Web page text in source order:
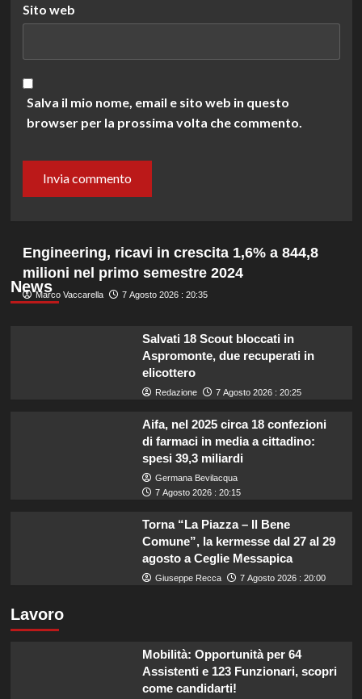
Sito web
Salva il mio nome, email e sito web in questo
browser per la prossima volta che commento.
News
Engineering, ricavi in crescita 1,6% a 844,8
milioni nel primo semestre 2024
Marco Vaccarella 7 Agosto 2026 : 20:35
Salvati 18 Scout bloccati in
Aspromonte, due recuperati in
elicottero
Redazione 7 Agosto 2026 : 20:25
Aifa, nel 2025 circa 18 confezioni
di farmaci in media a cittadino:
spesi 39,3 miliardi
Germana Bevilacqua
7 Agosto 2026 : 20:15
Torna “La Piazza – Il Bene
Comune”, la kermesse dal 27 al 29
agosto a Ceglie Messapica
Giuseppe Recca 7 Agosto 2026 : 20:00
Lavoro
Mobilità: Opportunità per 64
Assistenti e 123 Funzionari, scopri
come candidarti!